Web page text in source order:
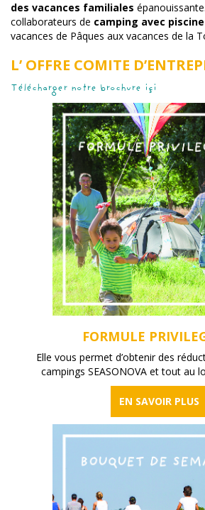
des vacances familiales
collaborateurs de camping avec
vacances de Pâques aux vacances de la
L’ OFFRE COMITE
Télécharger notre brochure içi
FORMULE
Elle vous permet d’obtenir des
campings SEASONOVA et tout au
EN SAVOIR PLUS